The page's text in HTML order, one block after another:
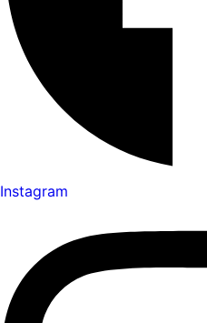
Instagram